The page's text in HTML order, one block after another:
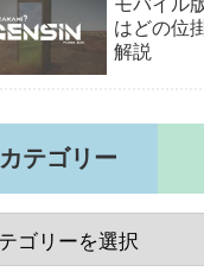
モバイル
はどの位
解説
カテゴリー